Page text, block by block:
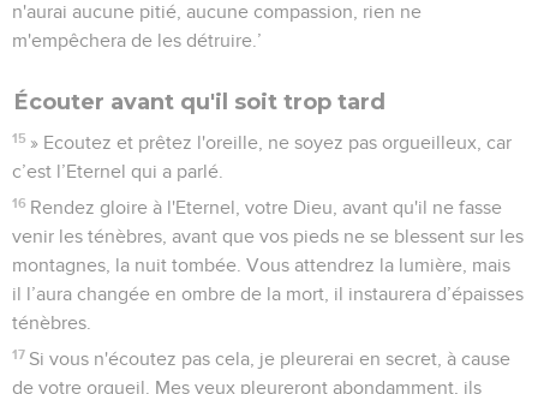
n'aurai aucune pitié, aucune compassion, rien ne
m'empêchera de les détruire.’
Écouter avant qu'il soit trop tard
15 » Ecoutez et prêtez l'oreille, ne soyez pas orgueilleux, car
c’est l’Eternel qui a parlé.
16 Rendez gloire à l'Eternel, votre Dieu, avant qu'il ne fasse
venir les ténèbres, avant que vos pieds ne se blessent sur les
montagnes, la nuit tombée. Vous attendrez la lumière, mais
il l’aura changée en ombre de la mort, il instaurera d’épaisses
ténèbres.
17 Si vous n'écoutez pas cela, je pleurerai en secret, à cause
de votre orgueil. Mes yeux pleureront abondamment, ils